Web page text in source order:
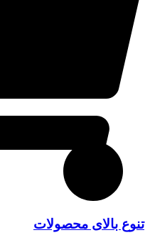
تنوع بالای محصولات